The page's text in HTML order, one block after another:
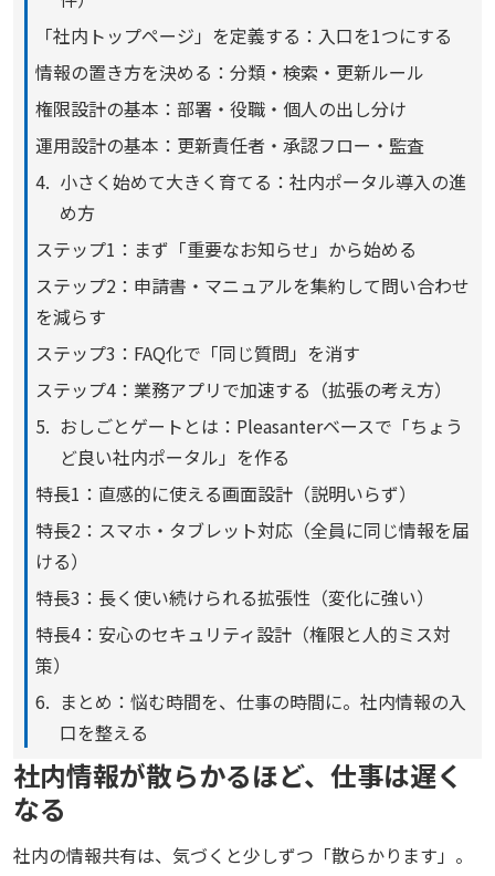
「社内トップページ」を定義する：入口を1つにする
情報の置き方を決める：分類・検索・更新ルール
権限設計の基本：部署・役職・個人の出し分け
運用設計の基本：更新責任者・承認フロー・監査
小さく始めて大きく育てる：社内ポータル導入の進
め方
ステップ1：まず「重要なお知らせ」から始める
ステップ2：申請書・マニュアルを集約して問い合わせ
を減らす
ステップ3：FAQ化で「同じ質問」を消す
ステップ4：業務アプリで加速する（拡張の考え方）
おしごとゲートとは：Pleasanterベースで「ちょう
ど良い社内ポータル」を作る
特長1：直感的に使える画面設計（説明いらず）
特長2：スマホ・タブレット対応（全員に同じ情報を届
ける）
特長3：長く使い続けられる拡張性（変化に強い）
特長4：安心のセキュリティ設計（権限と人的ミス対
策）
まとめ：悩む時間を、仕事の時間に。社内情報の入
口を整える
社内情報が散らかるほど、仕事は遅く
なる
社内の情報共有は、気づくと少しずつ「散らかります」。